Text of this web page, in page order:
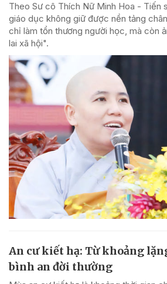
Theo Sư cô Thích Nữ Minh Hoa - Tiến
giáo dục không giữ được nền tảng
chỉ làm tổn thương người học, mà còn
lai xã hội".
An cư kiết hạ: Từ khoảng
bình an đời thường